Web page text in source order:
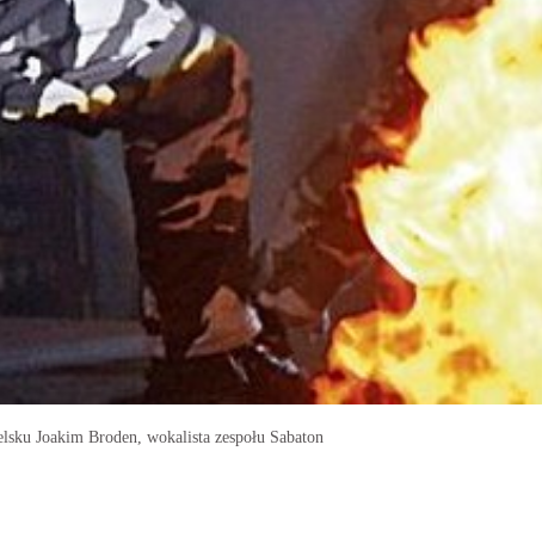
Joakim Broden, wokalista zespołu Sabaton